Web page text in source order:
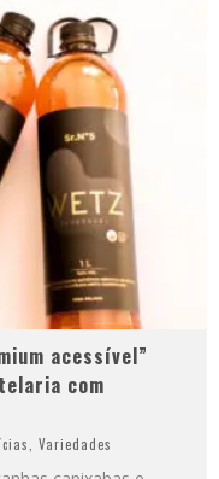
acessível”
com
Variedades